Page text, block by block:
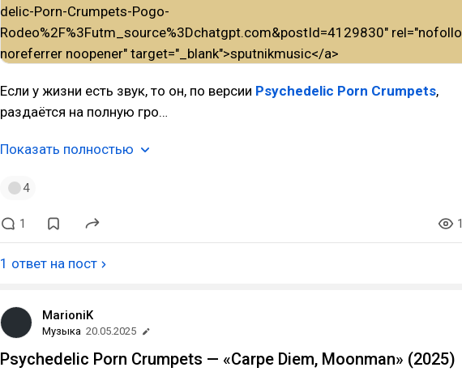
Если у жизни есть звук, то он, по версии Psychedelic Porn Crumpets,
раздаётся на полную гро…
Показать полностью
4
1
1 ответ на пост
MarioniK
Музыка 20.05.2025
Psychedelic Porn Crumpets — «Carpe Diem, Moonman» (2025)